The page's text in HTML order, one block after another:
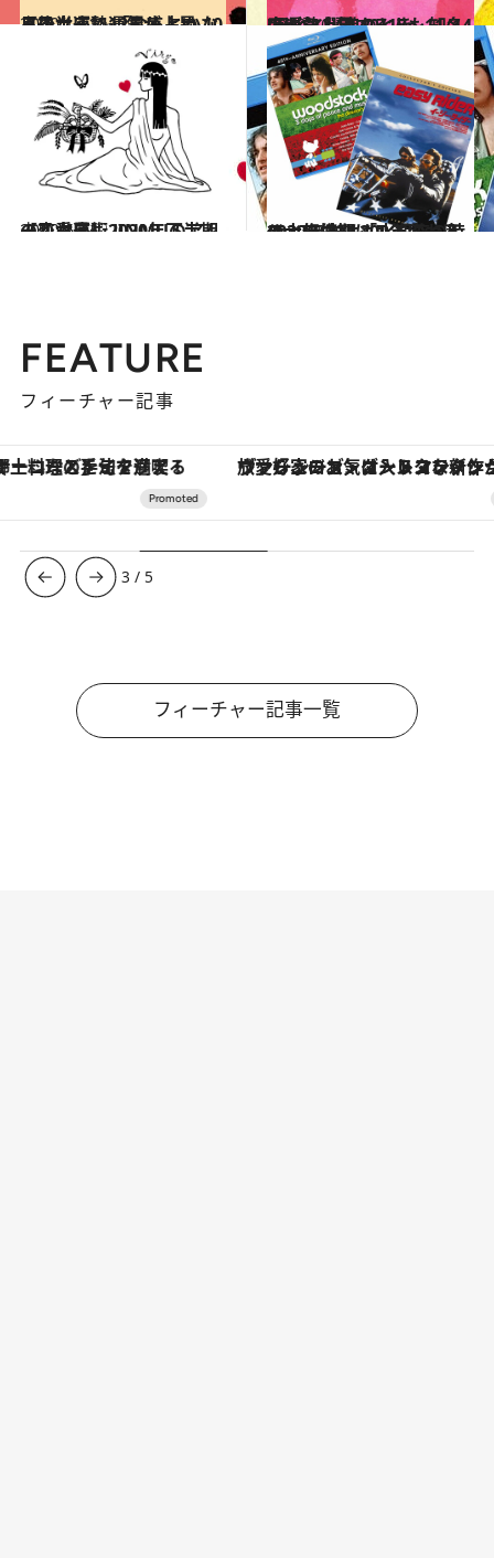
2020.10.11
【乙女座】12星座占い 10月後半運勢 「なんとかなるさ！」で運気が上昇
占い 2020.10.14
[巳(へび)年]10/17～11/14の運勢 躍進のとき。知名度が急上昇する人も
占い
2020.6.24
【乙女座】2020年下半期の恋愛運♡ JINMUのアムール占星術
占い 2020.8.30
2020年末は200年に一度の大転換期 「水瓶座の時代」価値観はこう変わる
ライフスタイル
FEATURE
フィーチャー記事
ヴァシュロン・コンスタンタン「オーヴァーシーズ・オートマティック」。旅愛好家のお気に入りコレクションから、ジェンダーレスな新作が登場 【銀座で出合う最旬美容】美髪ケアや上質
3 / 5
フィーチャー記事一覧